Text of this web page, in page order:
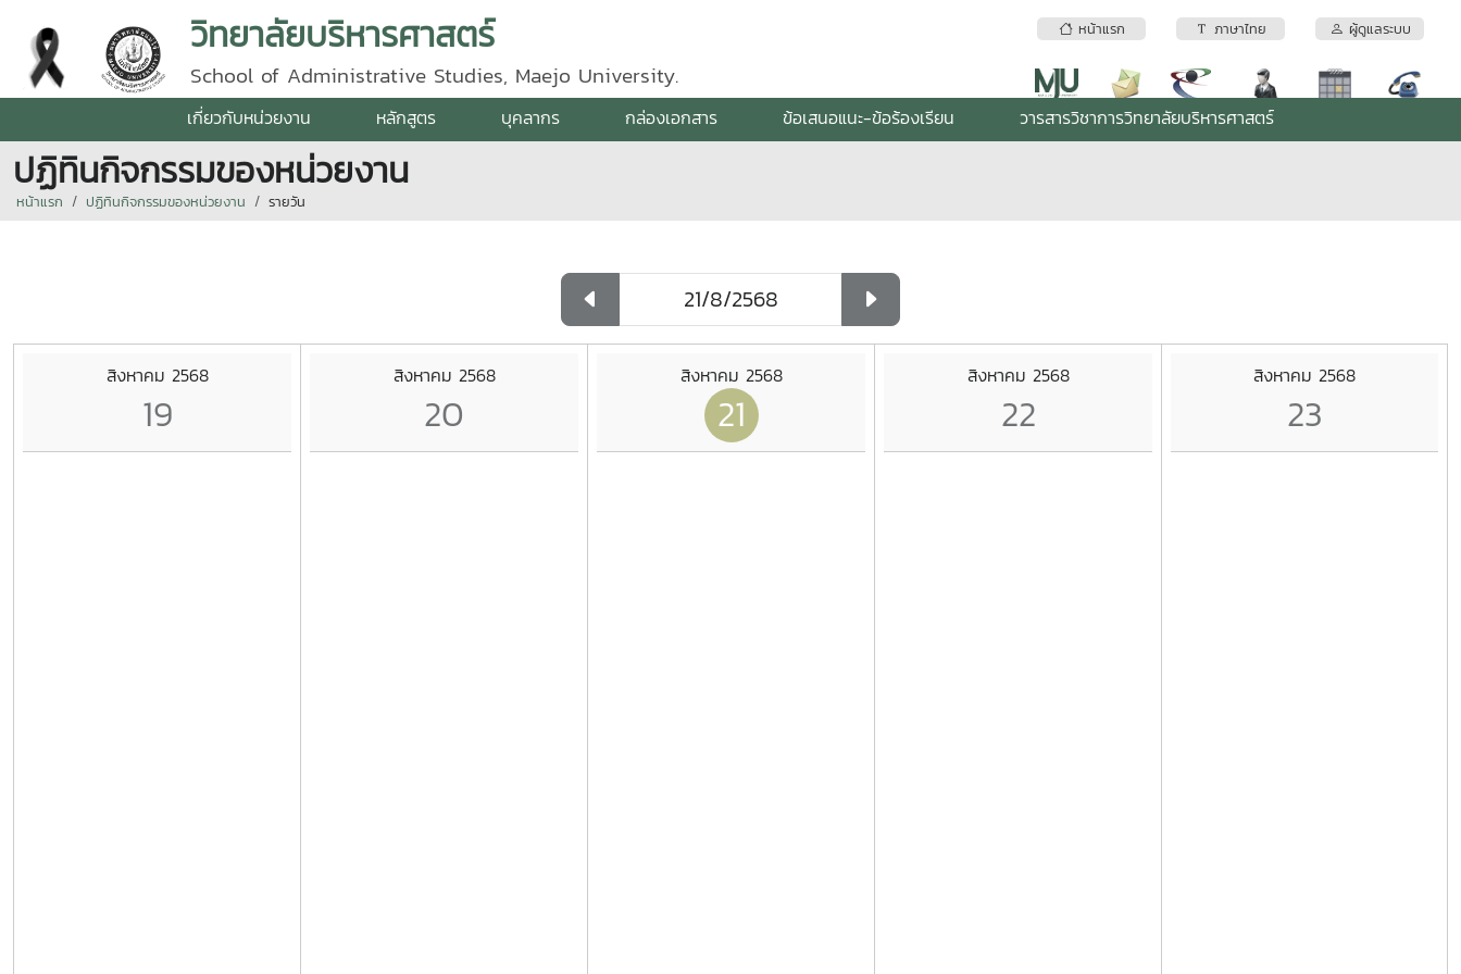
หน้าแรก ภาษาไทย ผู้ดูแลระบบ
วิทยาลัยบริหารศาสตร์
School of Administrative Studies, Maejo University.
เกี่ยวกับหน่วยงาน หลักสูตร บุคลากร กล่องเอกสาร ข้อเสนอแนะ-ข้อร้องเรียน วารสารวิชาการวิทยาลัยบริหารศาสตร์
ปฏิทินกิจกรรมของหน่วยงาน
หน้าแรก ปฏิทินกิจกรรมของหน่วยงาน รายวัน
สิงหาคม 2568
19
สิงหาคม 2568
20
สิงหาคม 2568
21
สิงหาคม 2568
22
สิงหาคม 2568
23